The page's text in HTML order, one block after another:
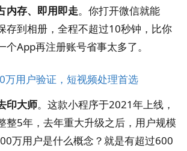
内存、即用即走。你打开微信就能
存到相册，全程不超过10秒钟，比你
个App再注册账号省事太多了。
万用户验证，短视频处理首选
印大师。这款小程序于2021年上线，
整5年，去年重大升级之后，用户规模
万用户是什么概念？就是有超过600